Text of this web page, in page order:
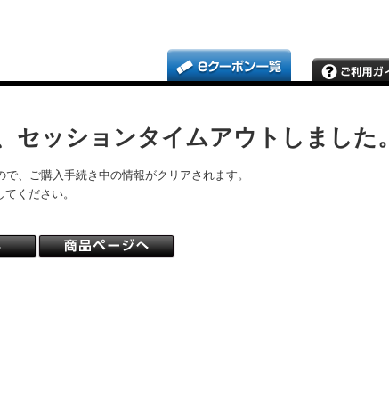
セッションタイムアウトしました。
、ご購入手続き中の情報がクリアされます。
ください。